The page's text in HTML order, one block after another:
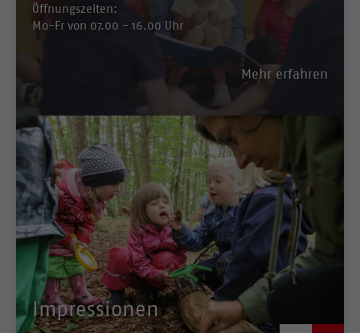
Öffnungszeiten:
Mo-Fr von 07.00 - 16.00 Uhr
Mehr erfahren
Impressionen